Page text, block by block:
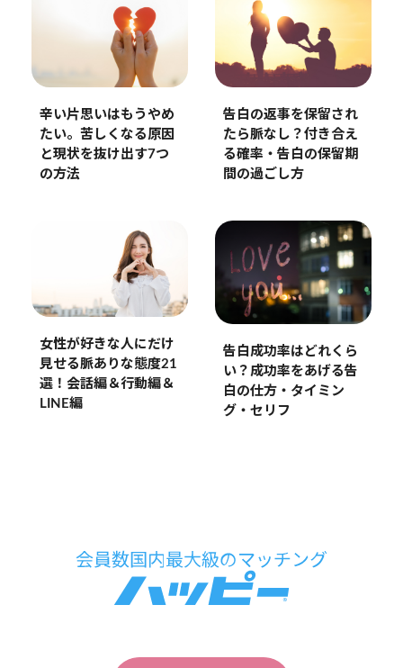
辛い片思いはもうやめ
たい。苦しくなる原因
と現状を抜け出す7つ
の方法
告白の返事を保留され
たら脈なし？付き合え
る確率・告白の保留期
間の過ごし方
女性が好きな人にだけ
見せる脈ありな態度21
選！会話編＆行動編＆
LINE編
告白成功率はどれくら
い？成功率をあげる告
白の仕方・タイミン
グ・セリフ